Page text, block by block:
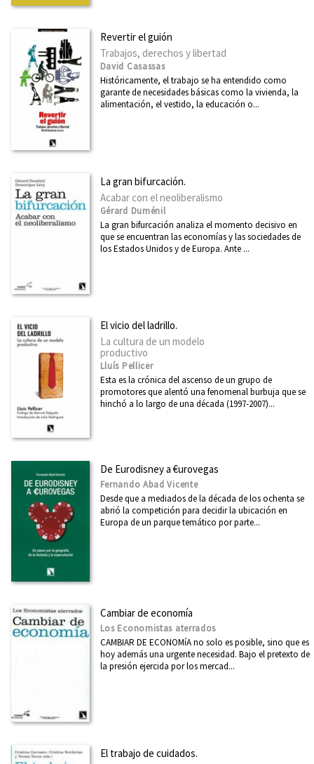
Revertir el guión
Trabajos, derechos y libertad
David Casassas
Históricamente, el trabajo se ha entendido como
garante de necesidades básicas como la vivienda, la
alimentación, el vestido, la educación o...
La gran bifurcación.
Acabar con el neoliberalismo
Gérard Duménil
La gran bifurcación analiza el momento decisivo en
que se encuentran las economías y las sociedades de
los Estados Unidos y de Europa. Ante ...
El vicio del ladrillo.
La cultura de un modelo
productivo
Lluís Pellicer
Esta es la crónica del ascenso de un grupo de
promotores que alentó una fenomenal burbuja que se
hinchó a lo largo de una década (1997-2007)...
De Eurodisney a €urovegas
Fernando Abad Vicente
Desde que a mediados de la década de los ochenta se
abrió la competición para decidir la ubicación en
Europa de un parque temático por parte...
Cambiar de economía
Los Economistas aterrados
CAMBIAR DE ECONOMíA no solo es posible, sino que es
hoy además una urgente necesidad. Bajo el pretexto de
la presión ejercida por los mercad...
El trabajo de cuidados.